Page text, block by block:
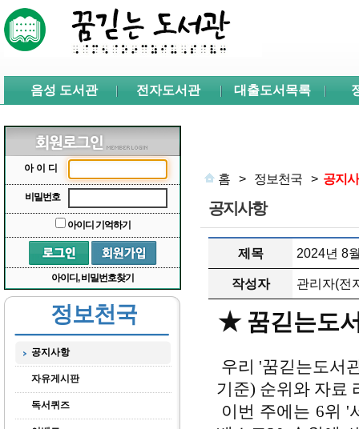
주메뉴 바로가기
서브메뉴 바로가기
음성 도서관 전자도서관 대출도서목록
아이디
비밀번호
아이디 기억하기
아이디, 비밀번호찾기
정보천국
공지사항
자유게시판
독서퀴즈
홈 > 정보천국 > 공지
공지사항
제목 2024년 8
작성자 관리자(전
★ 꿈긷는도
우리 '꿈긷는도서
기준) 순위와 자료
이번 주에는 6위 '